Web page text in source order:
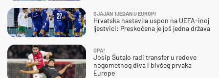
SJAJAN TJEDAN U EUROPI
Hrvatska nastavila uspon na UEFA-inoj
ljestvici: Preskočena je još jedna država
OPA!
Josip Šutalo radi transfer u redove
nogometnog diva i bivšeg prvaka
Europe